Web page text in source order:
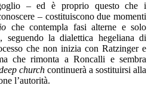
– ed è proprio questo che i
– costituiscono due momenti
che contempla fasi alterne e solo
seguendo la dialettica hegeliana di
che non inizia con Ratzinger e
che rimonta a Roncalli e sembra
church continuerà a sostituirsi alla
l’autorità.